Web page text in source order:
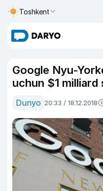
Toshkent
Google Nyu-
uchun $1
Dunyo 20:33 / 18.12.2018